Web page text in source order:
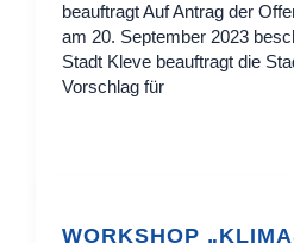
beauftragt Auf Antrag der
am 20. September 2023
Stadt Kleve beauftragt die
Vorschlag für
WORKSHOP